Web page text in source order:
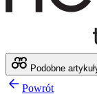
Podobne
Powrót